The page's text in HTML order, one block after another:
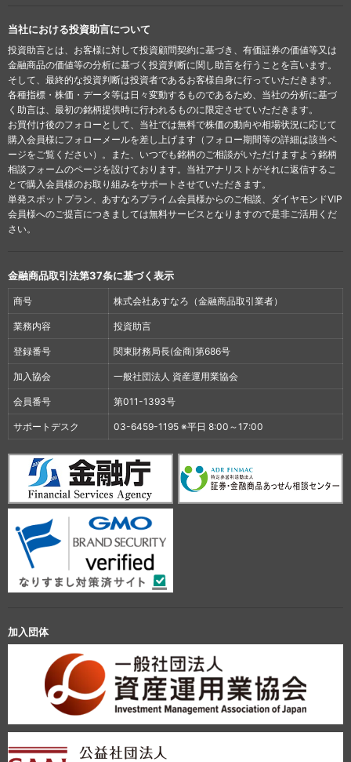
当社における投資助言について
投資助言とは、お客様に対して投資顧問契約に基づき、有価証券の価値等又は
金融商品の価値等の分析に基づく投資判断に関し助言を行うことを言います。
そして、最終的な投資判断は投資者であるお客様自身に行っていただきます。
各種指標・株価・データ等は日々変動するものであるため、当社の分析に基づ
く助言は、最初の銘柄提供時に行われるものに限定させていただきます。
お買付け後のフォローとして、当社では無料で株価の動向や相場状況に応じて
購入会員様にフォローメールを差し上げます（フォロー期間等の詳細は該当ペ
ージをご覧ください）。また、いつでも銘柄のご相談がいただけますよう銘柄
相談フォームのページを設けております。当社アナリストがそれに返信するこ
とで購入会員様のお取り組みをサポートさせていただきます。
単発スポットプラン、あすなろプライム会員様からのご相談、ダイヤモンドVIP
会員様へのご提言につきましては無料サービスとなりますので是非ご活用くだ
さい。
金融商品取引法第37条に基づく表示
商号 株式会社あすなろ（金融商品取引業者）
業務内容 投資助言
登録番号 関東財務局長(金商)第686号
加入協会 一般社団法人 資産運用業協会
会員番号 第011-1393号
サポートデスク 03-6459-1195 ※平日 8:00～17:00
加入団体